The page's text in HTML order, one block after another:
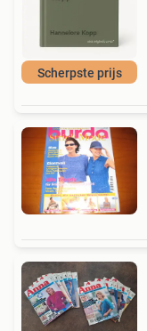
Scherpste prijs